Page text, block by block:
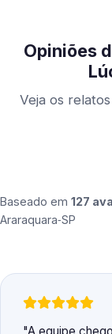
Opiniões
Veja os
Baseado em 127
Araraquara‑SP